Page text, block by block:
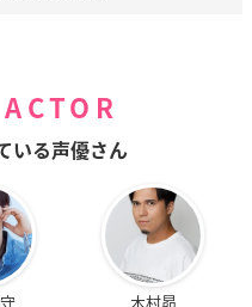
いる声優さん
木村昴